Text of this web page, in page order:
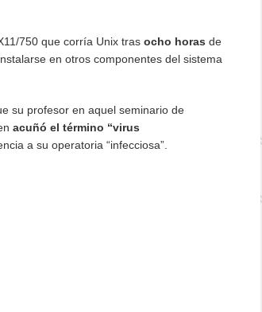
750 que corría Unix tras ocho horas de
en otros componentes del sistema
su profesor en aquel seminario de
acuñó el término “virus
a su operatoria “infecciosa”.